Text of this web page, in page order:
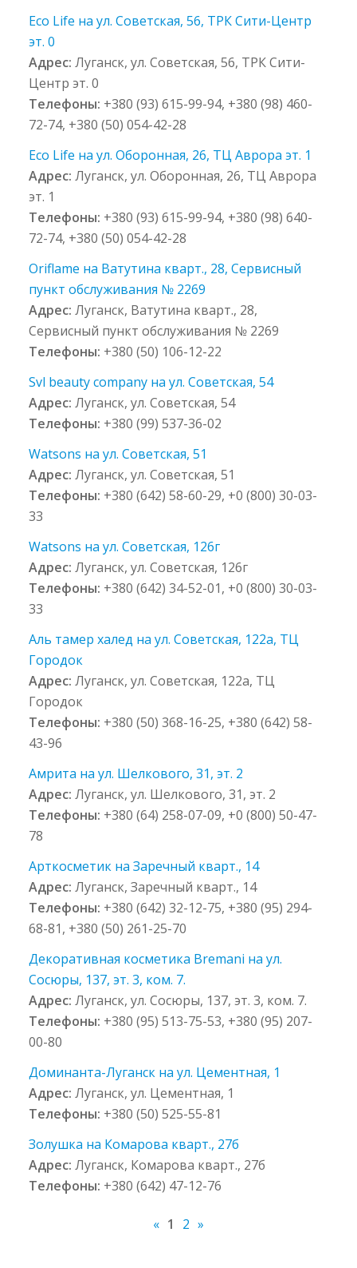
Eco Life на ул. Советская, 56, ТРК Сити-Центр
эт. 0
Адрес:Луганск, ул. Советская, 56, ТРК Сити-
Центр эт. 0
Телефоны: +380 (93) 615-99-94, +380 (98) 460-
72-74, +380 (50) 054-42-28
Eco Life на ул. Оборонная, 26, ТЦ Аврора эт. 1
Адрес:Луганск, ул. Оборонная, 26, ТЦ Аврора
эт. 1
Телефоны: +380 (93) 615-99-94, +380 (98) 640-
72-74, +380 (50) 054-42-28
Oriflame на Ватутина кварт., 28, Сервисный
пункт обслуживания № 2269
Адрес:Луганск, Ватутина кварт., 28,
Сервисный пункт обслуживания № 2269
Телефоны: +380 (50) 106-12-22
Svl beauty company на ул. Советская, 54
Адрес:Луганск, ул. Советская, 54
Телефоны: +380 (99) 537-36-02
Watsons на ул. Советская, 51
Адрес:Луганск, ул. Советская, 51
Телефоны: +380 (642) 58-60-29, +0 (800) 30-03-
33
Watsons на ул. Советская, 126г
Адрес:Луганск, ул. Советская, 126г
Телефоны: +380 (642) 34-52-01, +0 (800) 30-03-
33
Аль тамер халед на ул. Советская, 122а, ТЦ
Городок
Адрес:Луганск, ул. Советская, 122а, ТЦ
Городок
Телефоны: +380 (50) 368-16-25, +380 (642) 58-
43-96
Амрита на ул. Шелкового, 31, эт. 2
Адрес:Луганск, ул. Шелкового, 31, эт. 2
Телефоны: +380 (64) 258-07-09, +0 (800) 50-47-
78
Арткосметик на Заречный кварт., 14
Адрес:Луганск, Заречный кварт., 14
Телефоны: +380 (642) 32-12-75, +380 (95) 294-
68-81, +380 (50) 261-25-70
Декоративная косметика Bremani на ул.
Сосюры, 137, эт. 3, ком. 7.
Адрес:Луганск, ул. Сосюры, 137, эт. 3, ком. 7.
Телефоны: +380 (95) 513-75-53, +380 (95) 207-
00-80
Доминанта-Луганск на ул. Цементная, 1
Адрес:Луганск, ул. Цементная, 1
Телефоны: +380 (50) 525-55-81
Золушка на Комарова кварт., 27б
Адрес:Луганск, Комарова кварт., 27б
Телефоны: +380 (642) 47-12-76
« 1 2 »